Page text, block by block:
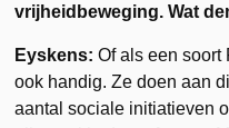
vrijheidbeweging. Wat
Eyskens:Of als een soort
ook handig. Ze doen aan
aantal sociale initiatieven